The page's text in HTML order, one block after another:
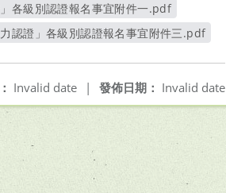
各級別認證報名事宜附件一.pdf
另開新視窗
力認證」各級別認證報名事宜附件三.pdf
發佈日期： Invalid date
Invalid date |